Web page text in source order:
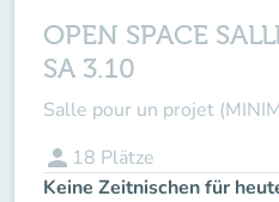
OPEN SPACE
SA 3.10
Salle pour un projet
person 18 Plätze
Keine Zeitnischen für